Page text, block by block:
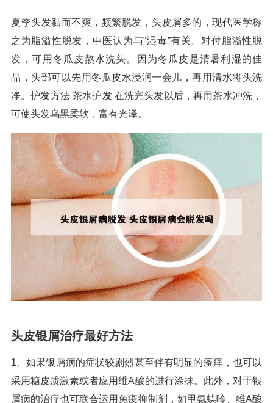
夏季头发黏而不爽，频繁脱发，头皮屑多的，现代医学称
之为脂溢性脱发，中医认为与“湿毒”有关。对付脂溢性脱
发，可用冬瓜皮熬水洗头。因为冬瓜皮是清暑利湿的佳
品，头部可以先用冬瓜皮水浸润一会儿，再用清水将头洗
净。护发方法 茶水护发 在洗完头发以后，再用茶水冲洗，
可使头发乌黑柔软，富有光泽。
头皮银屑治疗最好方法
1、如果银屑病的症状较剧烈甚至伴有明显的瘙痒，也可以
采用糖皮质激素或者应用维A酸的进行涂抹。此外，对于银
屑病的治疗也可联合运用免疫抑制剂，如甲氨蝶呤、维A酸